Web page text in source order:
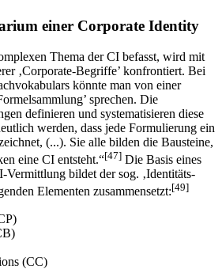
Thema der CI befasst, wird mit
‚Corporate-Begriffe’ konfrontiert. Bei
könnte man von einer
sprechen. Die
definieren und systematisieren diese
werden, dass jede Formulierung ein
(...). Sie alle bilden die Bausteine,
eine CI entsteht.“[47]Die Basis eines
bildet der sog. ‚Identitäts-